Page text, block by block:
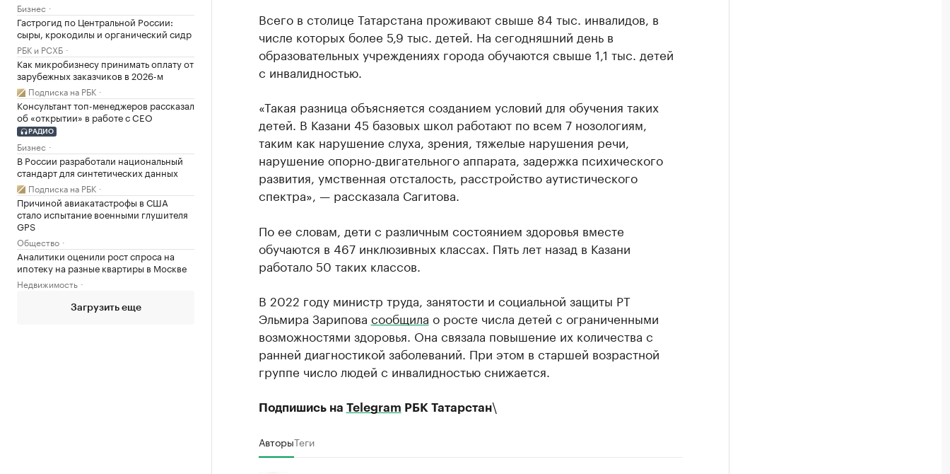
Бизнес
Гастрогид по Центральной России:
сыры, крокодилы и органический сидр
РБК и РСХБ
Как микробизнесу принимать оплату от
зарубежных заказчиков в 2026-м
Подписка на РБК
Консультант топ-менеджеров рассказал
об «открытии» в работе с CEO
РАДИО
Бизнес
В России разработали национальный
стандарт для синтетических данных
Подписка на РБК
Причиной авиакатастрофы в США
стало испытание военными глушителя
GPS
Общество
Аналитики оценили рост спроса на
ипотеку на разные квартиры в Москве
Недвижимость
Загрузить еще
Всего в столице Татарстана проживают свыше 84 тыс. инвалидов, в
числе которых более 5,9 тыс. детей. На сегодняшний день в
образовательных учреждениях города обучаются свыше 1,1 тыс. детей
с инвалидностью.
«Такая разница объясняется созданием условий для обучения таких
детей. В Казани 45 базовых школ работают по всем 7 нозологиям,
таким как нарушение слуха, зрения, тяжелые нарушения речи,
нарушение опорно-двигательного аппарата, задержка психического
развития, умственная отсталость, расстройство аутистического
спектра», — рассказала Сагитова.
По ее словам, дети с различным состоянием здоровья вместе
обучаются в 467 инклюзивных классах. Пять лет назад в Казани
работало 50 таких классов.
В 2022 году министр труда, занятости и социальной защиты РТ
Эльмира Зарипова сообщила о росте числа детей с ограниченными
возможностями здоровья. Она связала повышение их количества с
ранней диагностикой заболеваний. При этом в старшей возрастной
группе число людей с инвалидностью снижается.
Подпишись на Telegram РБК Татарстан\
АвторыТеги